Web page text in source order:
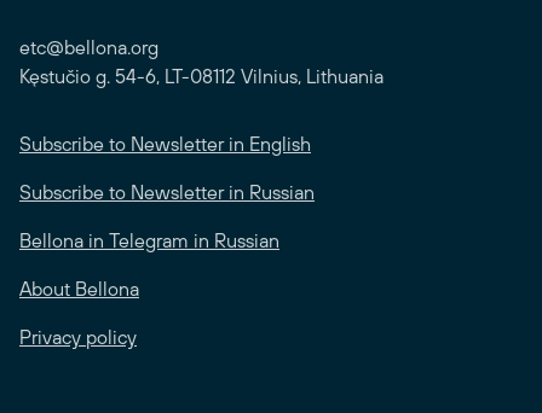
etc@bellona.org
Kęstučio g. 54-6, LT-08112 Vilnius, Lithuania
Subscribe to Newsletter in English
Subscribe to Newsletter in Russian
Bellona in Telegram in Russian
About Bellona
Privacy policy